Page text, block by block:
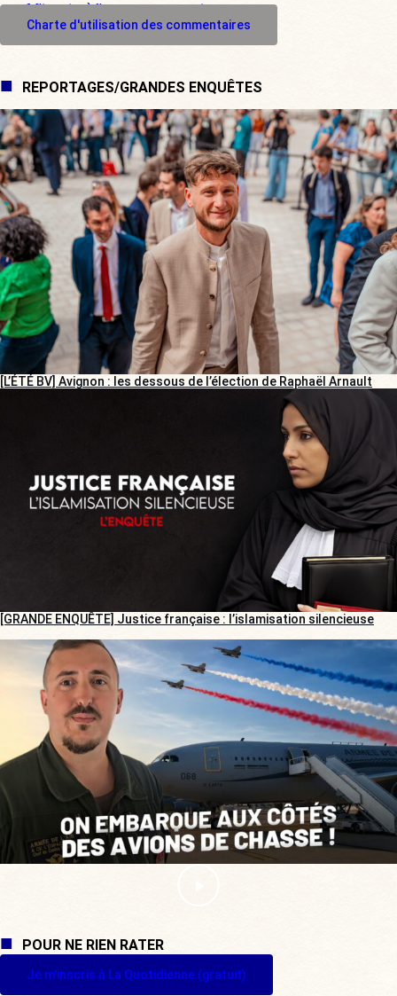
M'inscrire à l'espace commentaire
Charte d'utilisation des commentaires
REPORTAGES/GRANDES ENQUÊTES
[L’ÉTÉ BV] Avignon : les dessous de l’élection de Raphaël Arnault
[GRANDE ENQUÊTE] Justice française : l’islamisation silencieuse
POUR NE RIEN RATER
Je m'inscris à La Quotidienne (gratuit)